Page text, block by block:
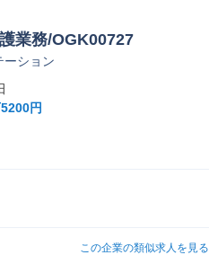
業務/OGK00727
ーション
円
この企業の類似求人を見る